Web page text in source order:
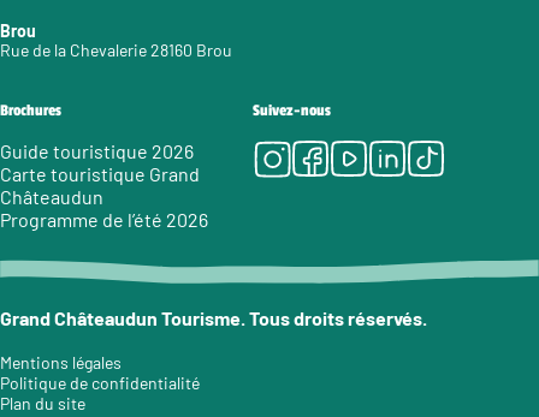
Brou
Rue de la Chevalerie 28160 Brou
Brochures
Guide touristique 2026
Carte touristique Grand
Châteaudun
Programme de l’été 2026
Suivez-nous
Instagram
Facebook
Youtube
LinkedIn
Tiktok
Grand Châteaudun Tourisme. Tous droits réservés.
Mentions légales
Politique de confidentialité
Plan du site